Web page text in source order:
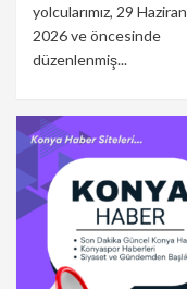
yolcularımız, 29 Haziran
2026 ve öncesinde
düzenlenmiş...